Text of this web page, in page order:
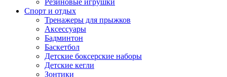
Резиновые игрушки
Спорт и отдых
Тренажеры для прыжков
Аксессуары
Бадминтон
Баскетбол
Детские боксерские наборы
Детские кегли
Зонтики